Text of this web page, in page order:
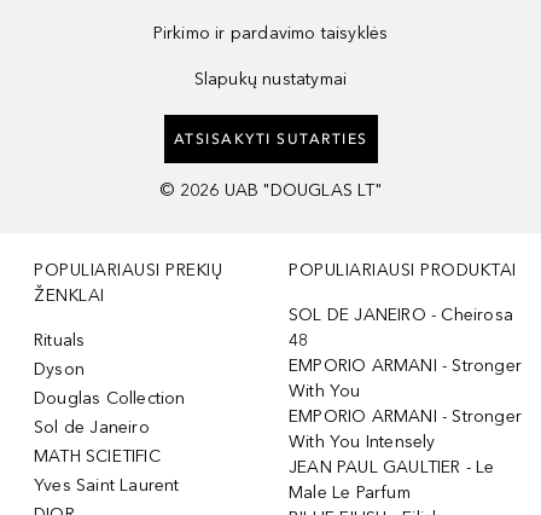
Pirkimo ir pardavimo taisyklės
Slapukų nustatymai
ATSISAKYTI SUTARTIES
© 2026 UAB "DOUGLAS LT"
POPULIARIAUSI PREKIŲ
ŽENKLAI
Rituals
Dyson
Douglas Collection
Sol de Janeiro
MATH SCIETIFIC
Yves Saint Laurent
POPULIARIAUSI PRODUKTAI
SOL DE JANEIRO - Cheirosa
48
EMPORIO ARMANI - Stronger
With You
EMPORIO ARMANI - Stronger
With You Intensely
JEAN PAUL GAULTIER - Le
Male Le Parfum